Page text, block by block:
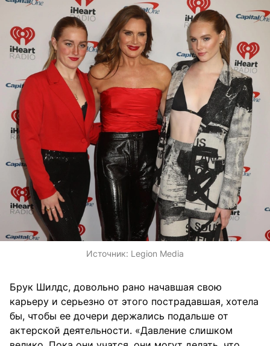
Источник: Legion Media
Брук Шилдс, довольно рано начавшая свою
карьеру и серьезно от этого пострадавшая, хотела
бы, чтобы ее дочери держались подальше от
актерской деятельности. «Давление слишком